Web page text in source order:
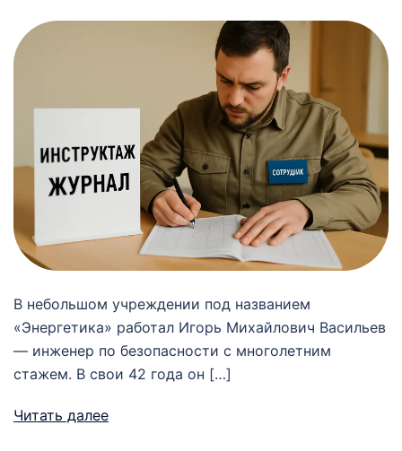
В небольшом учреждении под названием
«Энергетика» работал Игорь Михайлович Васильев
— инженер по безопасности с многолетним
стажем. В свои 42 года он […]
Читать далее